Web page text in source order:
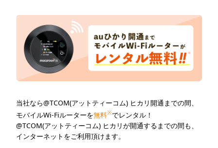
当社なら@TCOM(アットティーコム) ヒカリ開通までの間、
モバイルWi-Fiルーターを無料※でレンタル！
@TCOM(アットティーコム) ヒカリが開通するまでの間も、
インターネットをご利用頂けます。